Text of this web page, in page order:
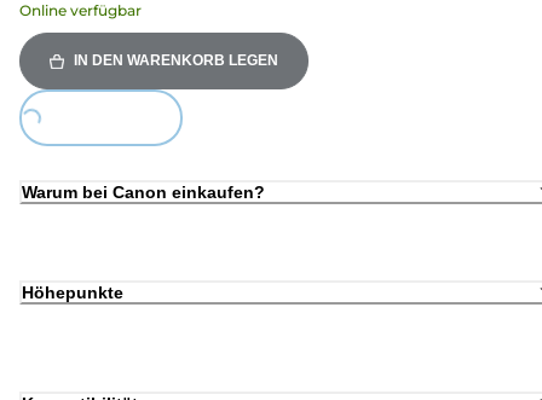
Online verfügbar
IN DEN WARENKORB LEGEN
Warum bei Canon einkaufen?
Höhepunkte